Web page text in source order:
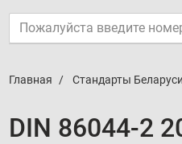
Главная Стандарты Беларуси
DIN 86044-2